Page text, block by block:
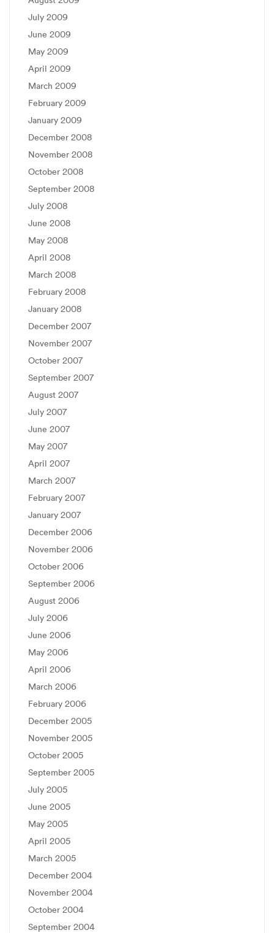
July 2009
June 2009
May 2009
April 2009
March 2009
February 2009
January 2009
December 2008
November 2008
October 2008
September 2008
July 2008
June 2008
May 2008
April 2008
March 2008
February 2008
January 2008
December 2007
November 2007
October 2007
September 2007
August 2007
July 2007
June 2007
May 2007
April 2007
March 2007
February 2007
January 2007
December 2006
November 2006
October 2006
September 2006
August 2006
July 2006
June 2006
May 2006
April 2006
March 2006
February 2006
December 2005
November 2005
October 2005
September 2005
July 2005
June 2005
May 2005
April 2005
March 2005
December 2004
November 2004
October 2004
September 2004